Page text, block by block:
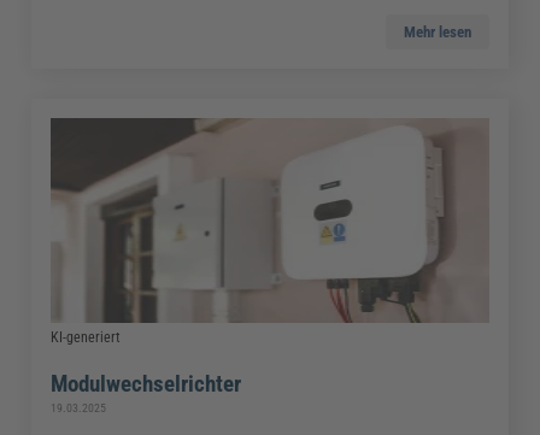
Mehr lesen
KI-generiert
Modulwechselrichter
19.03.2025